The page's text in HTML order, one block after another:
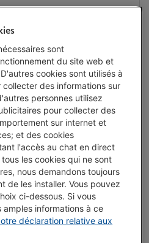
Comparer
électro
€ 14,99/ mois
appareils avec un seul
ans après votre achat.
sont
du site web et
cookies sont utilisés à
des informations sur
personnes utilisez
pour collecter des
sur internet et
et des cookies
l'accès au chat en direct
les cookies qui ne sont
nous demandons toujours
de les installer. Vous pouvez
ci-dessous. Si vous
informations à ce
déclaration relative aux